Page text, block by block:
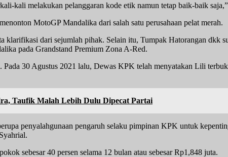
kali melakukan pelanggaran kode etik namun tetap baik-baik
MotoGP Mandalika dari salah satu perusahaan pelat merah.
dari sejumlah pihak. Selain itu, Tumpak Hatorangan dkk
pada Grandstand Premium Zona A-Red.
30 Agustus 2021 lalu, Dewas KPK telah menyatakan Lili
Taufik Malah Lebih Dulu Dipecat Partai
penyalahgunaan pengaruh selaku pimpinan KPK untuk
sebesar 40 persen selama 12 bulan atau sebesar Rp1,848 juta.